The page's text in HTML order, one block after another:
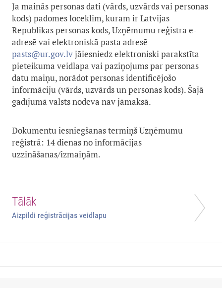
Ja mainās personas dati (vārds, uzvārds vai personas
kods) padomes loceklim, kuram ir Latvijas
Republikas personas kods, Uzņēmumu reģistra e-
adresē vai elektroniskā pasta adresē
pasts@ur.gov.lvjāiesniedz elektroniski parakstīta
pieteikuma veidlapa vai paziņojums par personas
datu maiņu, norādot personas identificējošo
informāciju (vārds, uzvārds un personas kods). Šajā
gadījumā valsts nodeva nav jāmaksā.
Dokumentu iesniegšanas termiņš Uzņēmumu
reģistrā: 14 dienas no informācijas
uzzināšanas/izmaiņām.
Tālāk
Aizpildi reģistrācijas veidlapu